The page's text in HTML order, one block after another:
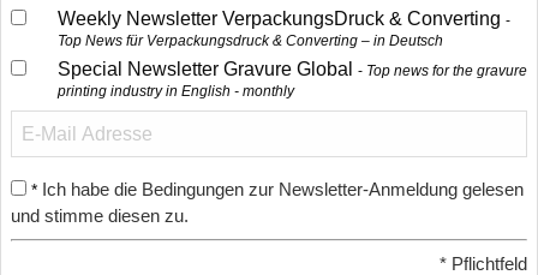
Weekly Newsletter VerpackungsDruck & Converting
Top News für Verpackungsdruck & Converting – in Deutsch
Special Newsletter Gravure Global
Top news for the gravure
printing industry in English - monthly
* Ich habe die Bedingungen zur Newsletter-Anmeldung gelesen
und stimme diesen zu.
* Pflichtfeld